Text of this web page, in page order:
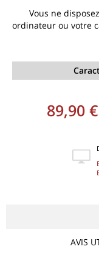
Vous ne
ordinateur ou votre
89,90 €
AVIS